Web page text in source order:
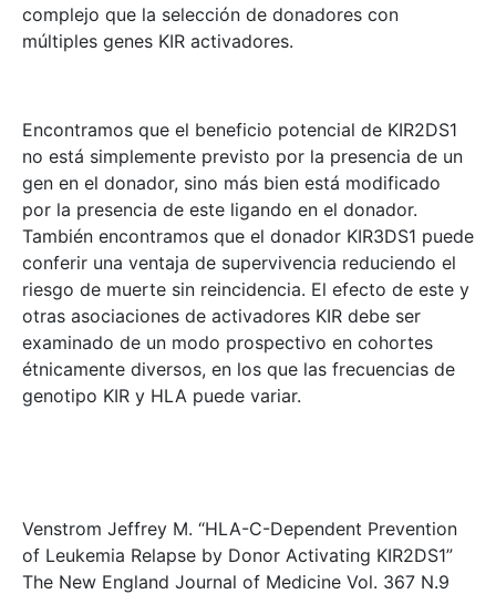
complejo que la selección de donadores con
múltiples genes KIR activadores.
Encontramos que el beneficio potencial de KIR2DS1
no está simplemente previsto por la presencia de un
gen en el donador, sino más bien está modificado
por la presencia de este ligando en el donador.
También encontramos que el donador KIR3DS1 puede
conferir una ventaja de supervivencia reduciendo el
riesgo de muerte sin reincidencia. El efecto de este y
otras asociaciones de activadores KIR debe ser
examinado de un modo prospectivo en cohortes
étnicamente diversos, en los que las frecuencias de
genotipo KIR y HLA puede variar.
Venstrom Jeffrey M. “HLA-C-Dependent Prevention
of Leukemia Relapse by Donor Activating KIR2DS1”
The New England Journal of Medicine Vol. 367 N.9